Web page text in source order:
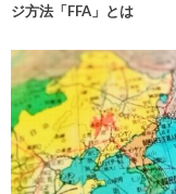
ジ方法「FFA」とは